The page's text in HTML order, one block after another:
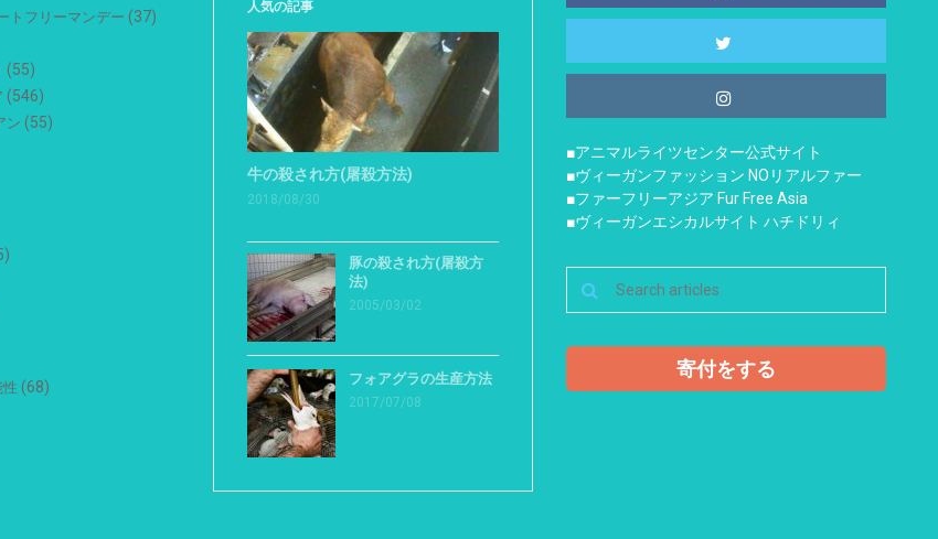
トフリーマンデー (37)
(55)
(546)
ン (55)
(68)
人気の記事
牛の殺され方(屠殺方法)
2018/08/30
豚の殺され方(屠殺方
法)
2005/03/02
フォアグラの生産方法
2017/07/08
■アニマルライツセンター公式サイト
■ヴィーガンファッション NOリアルファー
■ファーフリーアジア Fur Free Asia
■ヴィーガンエシカルサイト ハチドリィ
寄付をする